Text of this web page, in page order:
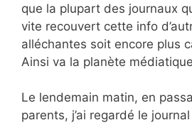
que la plupart des journaux
vite recouvert cette info
alléchantes soit encore plus
Ainsi va la planète
Le lendemain matin, en
parents, j’ai regardé le